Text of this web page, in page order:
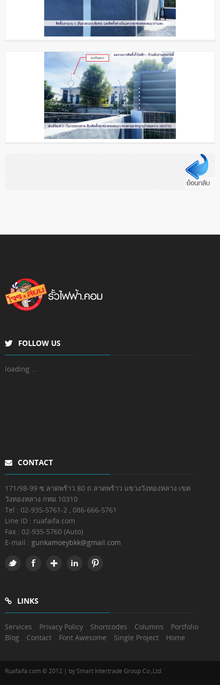
FOLLOW US
loading ...
CONTACT
171/98-99 ซ.ลาดพร้าว 80 ถ.ลาดพร้าว แขวงวังทองหลาง เขต
วังทองหลาง กทม.10310
Tel : 02-935-5761-2 , 086-666-5761
Line ID : ruafaifa.com
Fax : 02-935-5760 (Auto)
E-mail : gunkamoeybkk@gmail.com
LINKS
Services Privacy Policy Shortcodes Columns
Portfolio
Blog
Contact Font Awesome Single Project Home
Ruafaifa.com © 2012 | by Smart Intertrade Group Co.,Ltd.